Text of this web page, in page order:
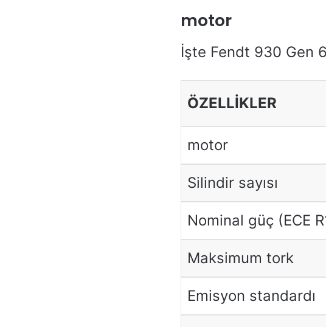
motor
İşte Fendt 930 Gen
ÖZELLIKLER
motor
Silindir sayısı
Nominal güç (ECE
Maksimum tork
Emisyon standardı